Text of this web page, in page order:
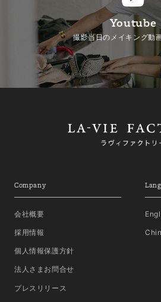
Youtube
撮影当日のメイキング動
Company
会社概要
採用情報
個人情報保護方針
法人さまお問合せ
プレスリリース